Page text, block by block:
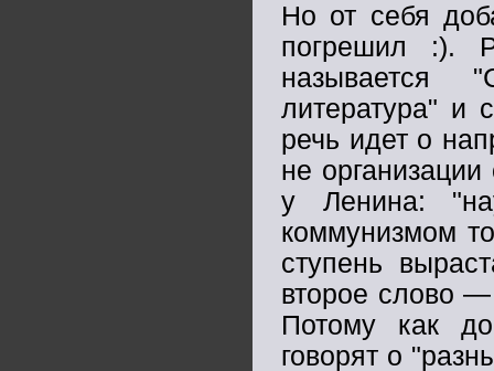
Но от себя
погрешил :).
называется
литература" и
речь идет о
не
у Ленина:
коммунизмом
ступень
второе слово
Потому как
говорят о